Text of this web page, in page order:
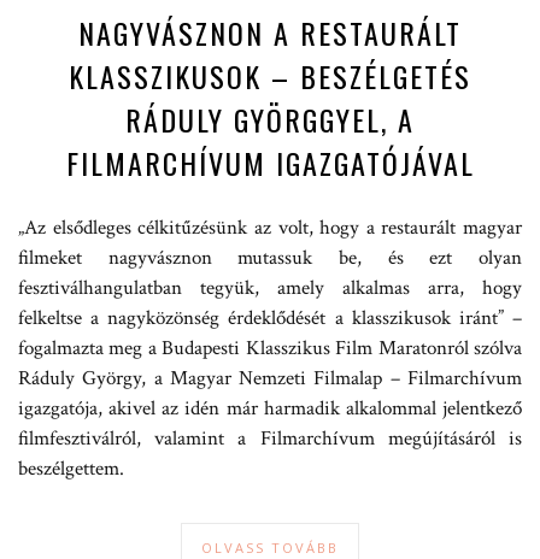
NAGYVÁSZNON A RESTAURÁLT
KLASSZIKUSOK – BESZÉLGETÉS
RÁDULY GYÖRGGYEL, A
FILMARCHÍVUM IGAZGATÓJÁVAL
„Az elsődleges célkitűzésünk az volt, hogy a restaurált magyar
filmeket nagyvásznon mutassuk be, és ezt olyan
fesztiválhangulatban tegyük, amely alkalmas arra, hogy
felkeltse a nagyközönség érdeklődését a klasszikusok iránt” –
fogalmazta meg a Budapesti Klasszikus Film Maratonról szólva
Ráduly György, a Magyar Nemzeti Filmalap – Filmarchívum
igazgatója, akivel az idén már harmadik alkalommal jelentkező
filmfesztiválról, valamint a Filmarchívum megújításáról is
beszélgettem.
OLVASS TOVÁBB